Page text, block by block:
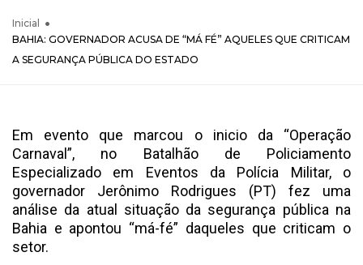
Inicial
BAHIA: GOVERNADOR ACUSA DE “MÁ FÉ” AQUELES QUE CRITICAM
A SEGURANÇA PÚBLICA DO ESTADO
Em evento que marcou o inicio da “Operação
Carnaval”, no Batalhão de Policiamento
Especializado em Eventos da Polícia Militar, o
governador Jerônimo Rodrigues (PT) fez uma
análise da atual situação da segurança pública na
Bahia e apontou “má-fé” daqueles que criticam o
setor.